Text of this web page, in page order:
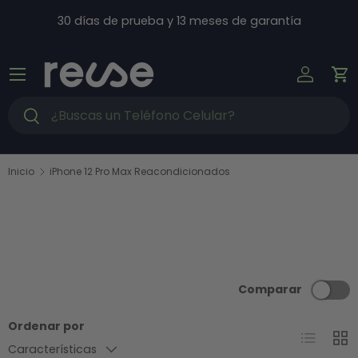
Ir al contenido
30 días de prueba y 13 meses de garantía
Buscar
Buscar
Iniciar
Menú
Inicio iPhone 12 Pro Max Reacondicionados
Ordenar por
Características
Comparar
Lista